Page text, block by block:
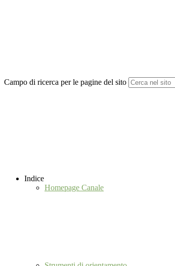
Campo di ricerca per le pagine del sito
Indice
Homepage Canale